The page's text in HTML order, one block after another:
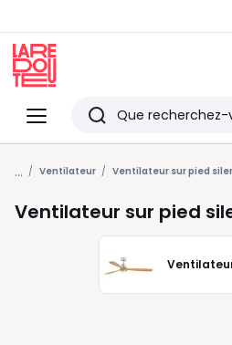
Menu
Redoute
Rechercher
Derniers
articles
vus
... Ventilateur Ventilateur sur pied
Ventilateur sur pied